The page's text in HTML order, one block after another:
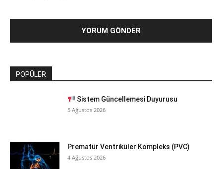
POPÜLER
Sistem Güncellemesi Duyurusu
5 Ağustos 2026
Prematür Ventriküler Kompleks (PVC)
4 Ağustos 2026